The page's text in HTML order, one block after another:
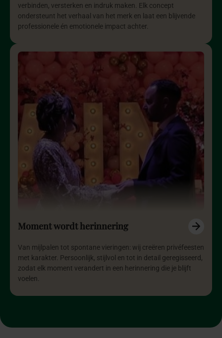
verbinden, versterken en indruk maken. Elk concept
ondersteunt het verhaal van het merk en laat een blijvende
professionele én emotionele impact achter.
Moment wordt herinnering
Van mijlpalen tot spontane vieringen: wij creëren privéfeesten
met karakter. Persoonlijk, stijlvol en tot in detail geregisseerd,
zodat elk moment verandert in een herinnering die je blijft
voelen.